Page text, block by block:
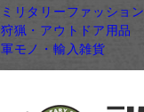
ミリタリーファッション
狩猟・アウトドア用品
軍モノ・輸入雑貨